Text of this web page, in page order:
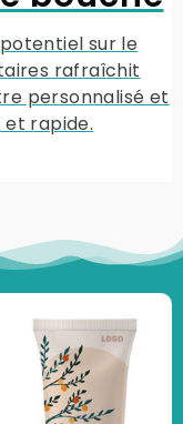
sur le
rafraîchit
personnalisé et
rapide.